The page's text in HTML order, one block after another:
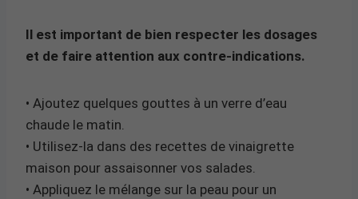
Il est important de bien respecter les dosages
et de faire attention aux contre-indications.
• Ajoutez quelques gouttes à un verre d’eau
chaude le matin.
• Utilisez-la dans des recettes de vinaigrette
maison pour assaisonner vos salades.
• Appliquez le mélange sur la peau pour un